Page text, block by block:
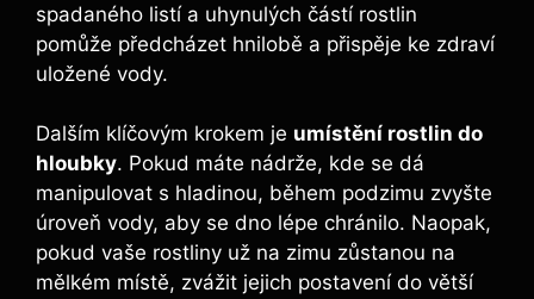
spadaného listí a uhynulých částí rostlin
pomůže předcházet hnilobě a přispěje ke zdraví
uložené vody.
Dalším klíčovým krokem je umístění rostlin do
hloubky. Pokud máte nádrže, kde se dá
manipulovat s hladinou, během podzimu zvyšte
úroveň vody, aby se dno lépe chránilo. Naopak,
pokud vaše rostliny už na zimu zůstanou na
mělkém místě, zvážit jejich postavení do větší